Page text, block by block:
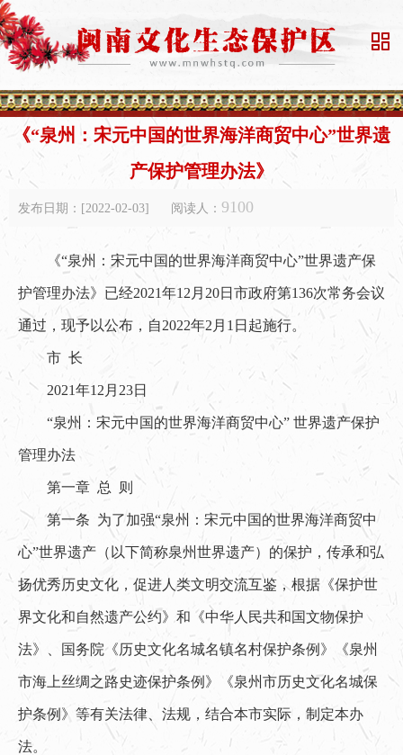

《“泉州：宋元中国的世界海洋商贸中心”世界遗
产保护管理办法》
发布日期：[2022-02-03] 阅读人： 9100
《“泉州：宋元中国的世界海洋商贸中心”世界遗产保
护管理办法》已经2021年12月20日市政府第136次常务会议
通过，现予以公布，自2022年2月1日起施行。
市 长
2021年12月23日
“泉州：宋元中国的世界海洋商贸中心” 世界遗产保护
管理办法
第一章 总 则
第一条 为了加强“泉州：宋元中国的世界海洋商贸中
心”世界遗产（以下简称泉州世界遗产）的保护，传承和弘
扬优秀历史文化，促进人类文明交流互鉴，根据《保护世
界文化和自然遗产公约》和《中华人民共和国文物保护
法》、国务院《历史文化名城名镇名村保护条例》《泉州
市海上丝绸之路史迹保护条例》《泉州市历史文化名城保
护条例》等有关法律、法规，结合本市实际，制定本办
法。